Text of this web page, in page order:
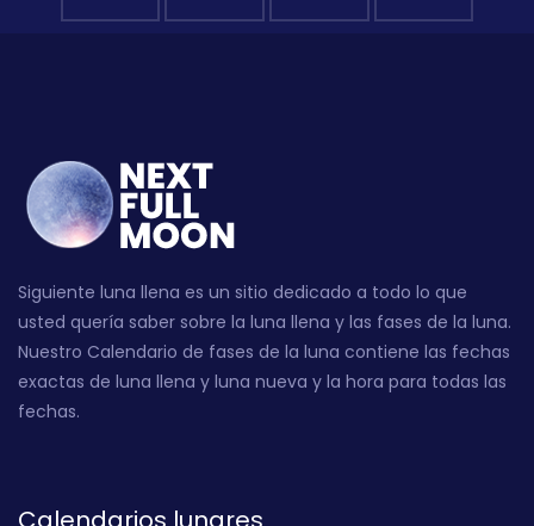
Siguiente luna llena es un sitio dedicado a todo lo que
usted quería saber sobre la luna llena y las fases de la luna.
Nuestro Calendario de fases de la luna contiene las fechas
exactas de luna llena y luna nueva y la hora para todas las
fechas.